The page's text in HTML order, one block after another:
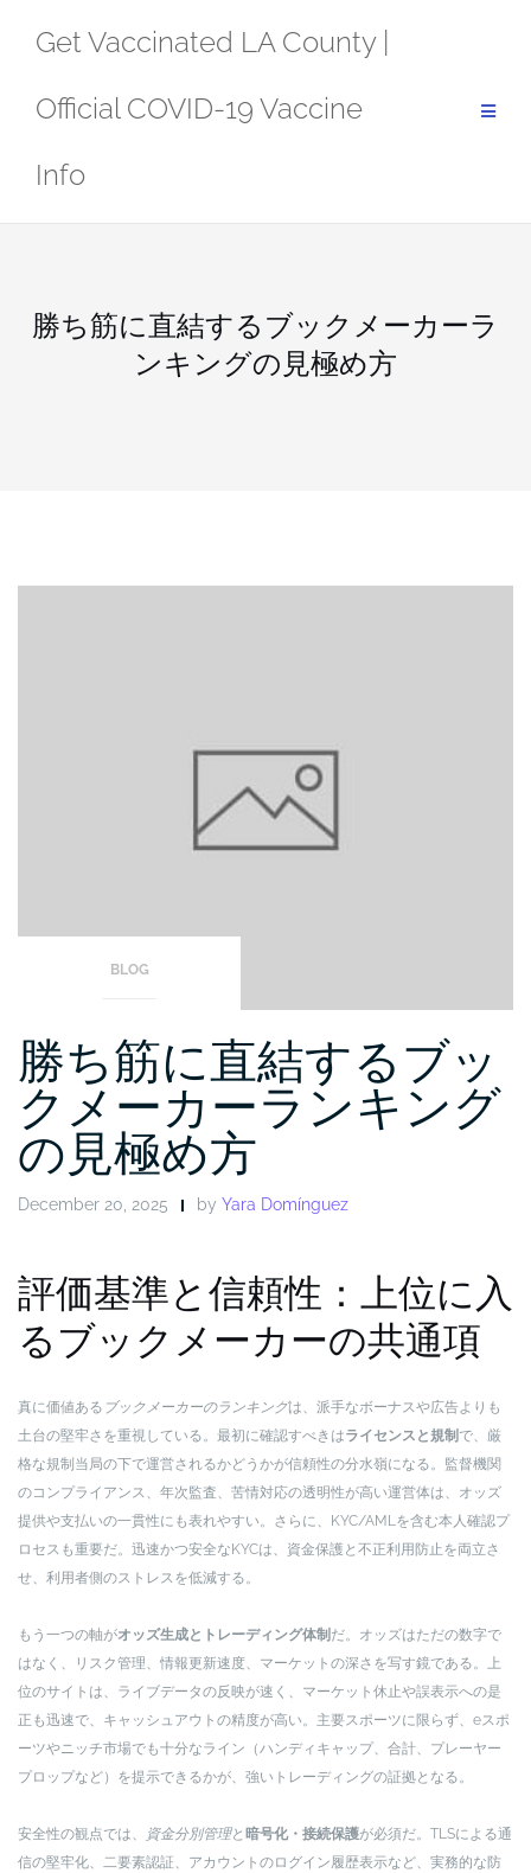
Get Vaccinated LA County |
Official COVID-19 Vaccine
Info
勝ち筋に直結するブックメーカーラ
ンキングの見極め方
BLOG
勝ち筋に直結するブッ
クメーカーランキング
の見極め方
December 20, 2025 by Yara Domínguez
評価基準と信頼性：上位に入
るブックメーカーの共通項
真に価値ある ブックメーカーのランキングは、派手なボーナスや広告よりも
土台の堅牢さを重視している。最初に確認すべきはライセンスと規制 で、厳
格な規制当局の下で運営されるかどうかが信頼性の分水嶺になる。監督機関
のコンプライアンス、年次監査、苦情対応の透明性が高い運営体は、オッズ
提供や支払いの一貫性にも表れやすい。さらに、KYC/AMLを含む本人確認プ
ロセスも重要だ。迅速かつ安全なKYCは、資金保護と不正利用防止を両立さ
せ、利用者側のストレスを低減する。
もう一つの軸がオッズ生成とトレーディング体制 だ。オッズはただの数字で
はなく、リスク管理、情報更新速度、マーケットの深さを写す鏡である。上
位のサイトは、ライブデータの反映が速く、マーケット休止や誤表示への是
正も迅速で、キャッシュアウトの精度が高い。主要スポーツに限らず、eスポ
ーツやニッチ市場でも十分なライン（ハンディキャップ、合計、プレーヤー
プロップなど）を提示できるかが、強いトレーディングの証拠となる。
安全性の観点では、 資金分別管理と 暗号化・接続保護が必須だ。TLSによる通
信の堅牢化、二要素認証、アカウントのログイン履歴表示など、実務的な防